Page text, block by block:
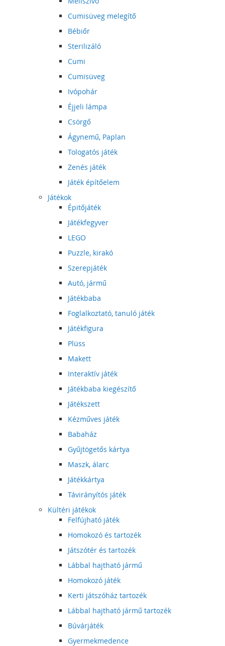
Cumisüveg melegítő
Bébiőr
Sterilizáló
Cumi
Cumisüveg
Ivópohár
Éjjeli lámpa
Csörgő
Ágynemű, Paplan
Tologatós játék
Zenés játék
Játék építőelem
Játékok
Épitőjáték
Játékfegyver
LEGO
Puzzle, kirakó
Szerepjáték
Autó, jármű
Játékbaba
Foglalkoztató, tanuló játék
Játékfigura
Plüss
Makett
Interaktív játék
Játékbaba kiegészítő
Játékszett
Kézműves játék
Babaház
Gyűjtögetős kártya
Maszk, álarc
Játékkártya
Távirányítós játék
Kültéri játékok
Felfújható játék
Homokozó és tartozék
Játszótér és tartozék
Lábbal hajtható jármű
Homokozó játék
Kerti játszóház tartozék
Lábbal hajtható jármű tartozék
Búvárjáték
Gyermekmedence